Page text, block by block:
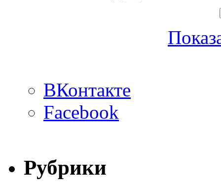
ВКонтакте
Facebook
Рубрики